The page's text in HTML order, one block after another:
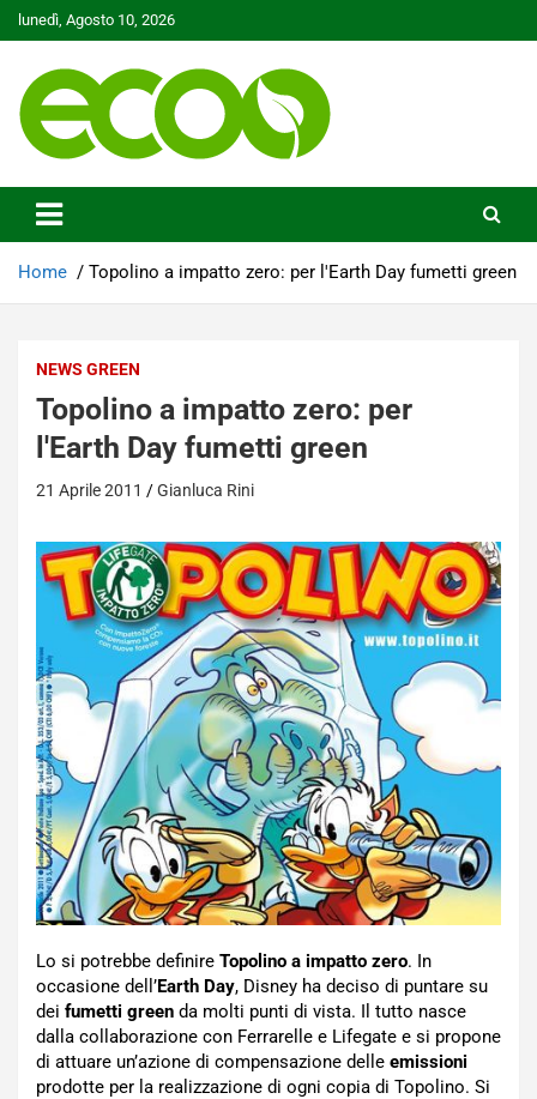
Skip
to
lunedì, Agosto 10, 2026
Ecoo.it
Home Topolino a impatto zero: per l'Earth Day fumetti green
NEWS GREEN
Topolino a impatto zero: per
l'Earth Day fumetti green
21 Aprile 2011 Gianluca Rini
Lo si potrebbe definire Topolino a impatto zero. In
occasione dell’Earth Day, Disney ha deciso di puntare su
dei fumetti green da molti punti di vista. Il tutto nasce
dalla collaborazione con Ferrarelle e Lifegate e si propone
di attuare un’azione di compensazione delle emissioni
prodotte per la realizzazione di ogni copia di Topolino. Si